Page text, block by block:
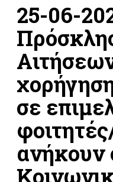
25-06-
σε
ανήκουν